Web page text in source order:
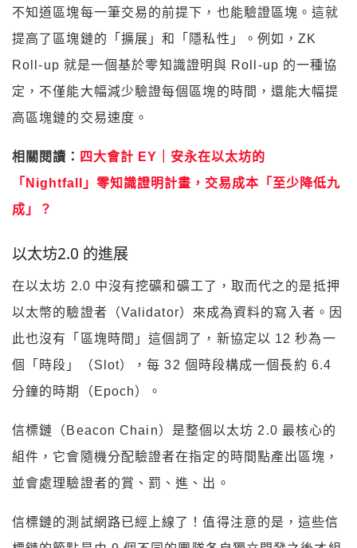
不知道區塊每一筆交易的前提下，也能驗證區塊。這就
提高了區塊鏈的「擴展」和「隱私性」。例如，ZK
Roll-up 就是一個基於零知識證明與 Roll-up 的一種協
定，不僅能大幅減少驗證每個區塊的時間，還能大幅提
高區塊鏈的交易速度。
相關閱讀： 四大會計 EY｜安永在以太坊的
「Nightfall」零知識證明計畫，交易成本「至少降低九
成」？
以太坊2.0 的進展
在以太坊 2.0 中沒有挖礦和礦工了，取而代之的是抵押
以太幣的驗證者（Validator）來成為資料的寫入者。因
此也沒有「區塊時間」這個詞了，新協定以 12 秒為一
個「時段」（Slot），每 32 個時段構成一個長約 6.4
分鐘的時期（Epoch）。
信標鏈（Beacon Chain）是整個以太坊 2.0 最核心的
組件，它會隨機分配驗證者在指定的時間點產出區塊，
並會處理驗證者的賞、罰、進、出。
信標鏈的測試網路已經上線了！值得注意的是，這些信